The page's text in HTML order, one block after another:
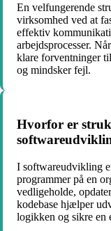
En velfungerende
virksomhed ved at
effektiv
arbejdsprocesser.
klare forventninger
og mindsker fejl.
Hvorfor er
I softwareudvikling
programmer på en
vedligeholde,
kodebase hjælper
logikken og sikre en